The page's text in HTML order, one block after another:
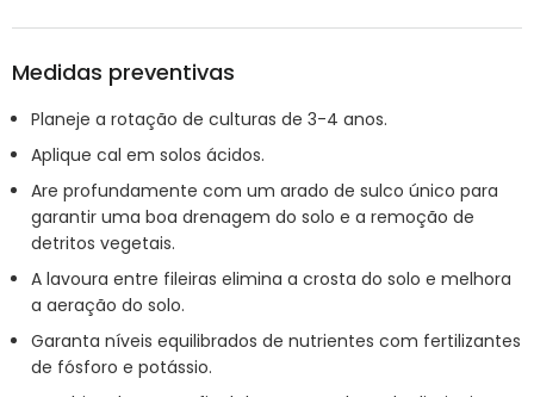
Medidas preventivas
Planeje a rotação de culturas de 3-4 anos.
Aplique cal em solos ácidos.
Are profundamente com um arado de sulco único para
garantir uma boa drenagem do solo e a remoção de
detritos vegetais.
A lavoura entre fileiras elimina a crosta do solo e melhora
a aeração do solo.
Garanta níveis equilibrados de nutrientes com fertilizantes
de fósforo e potássio.